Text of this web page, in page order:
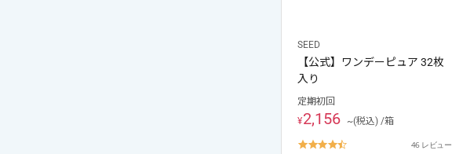
SEED
【公式】ワンデーピュア 32枚
入り
定期初回
¥2,156 ~(税込) /箱
4.7
46 レビュー